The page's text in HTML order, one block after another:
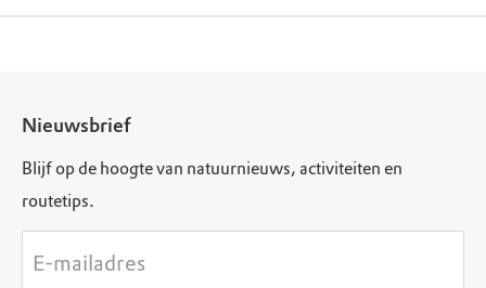
Nieuwsbrief
Blijf op de hoogte van natuurnieuws, activiteiten en
routetips.
E-mailadres